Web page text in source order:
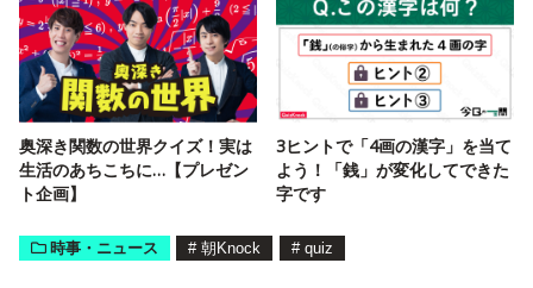
奥深き関数の世界クイズ！実は
生活のあちこちに…【プレゼン
ト企画】
3ヒントで「4画の漢字」を当て
よう！「銭」が変化してできた
字です
時事・ニュース # 朝Knock # quiz